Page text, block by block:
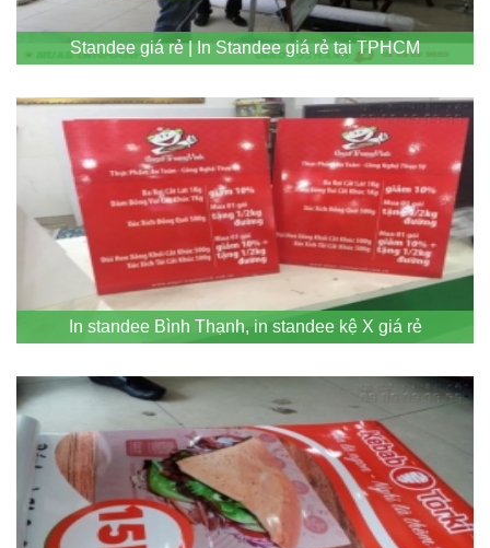
Standee giá rẻ | In Standee giá rẻ tại TPHCM
In standee Bình Thạnh, in standee kệ X giá rẻ